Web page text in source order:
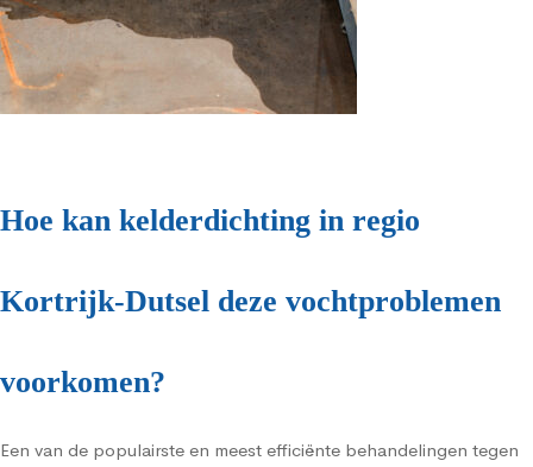
Hoe kan kelderdichting in regio
Kortrijk-Dutsel deze vochtproblemen
voorkomen?
Een van de populairste en meest efficiënte behandelingen tegen